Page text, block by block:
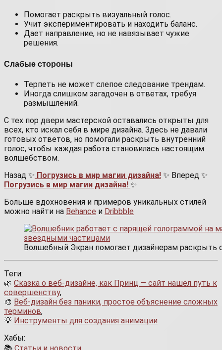
Помогает раскрыть визуальный голос.
Учит экспериментировать и находить баланс.
Дает направление, но не навязывает чужие
решения.
Слабые стороны
Терпеть не может слепое следование трендам.
Иногда слишком загадочен в ответах, требуя
размышлений.
С тех пор двери мастерской оставались открыты для
всех, кто искал себя в мире дизайна. Здесь не давали
готовых ответов, но помогали раскрыть внутренний
голос, чтобы каждая работа становилась настоящим
волшебством.
Назад ✨ Погрузись в мир магии дизайна! ✨ Вперед ✨
Погрузись в мир магии дизайна! ✨
Больше вдохновения и примеров уникальных стилей
можно найти на Behance и Dribbble
Волшебный Экран помогает дизайнерам раскрыть
Теги:
🌿 Сказка о веб-дизайне, как Принц — сайт нашел путь к
совершенству,
🎨 Веб-дизайн без паники, простое объяснение сложных
терминов,
💡 Инструменты для создания анимации
Хабы: